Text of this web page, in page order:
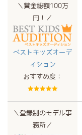
＼賞金総額100万
円！／
ベストキッズオーデ
ィション
おすすめ度：
＼登録制のモデル事
務所／